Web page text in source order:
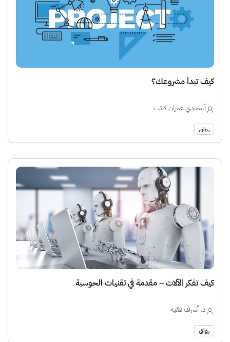
كيف تبدأ مشروعك؟
أ.مجدي عمران كاتب
رواق
كيف تفكر الآلات – مقدمة في تقنيات الحوسبة
د. أشرف فقيه
رواق